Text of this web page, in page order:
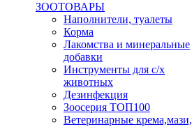
ЗООТОВАРЫ
Наполнители, туалеты
Корма
Лакомства и минеральные
добавки
Инструменты для с/х
животных
Дезинфекция
Зоосерия ТОП100
Ветеринарные крема,мази,